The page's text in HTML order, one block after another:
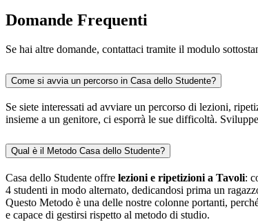
Domande Frequenti
Se hai altre domande, contattaci tramite il modulo
Come si avvia un percorso in Casa dello Studente?
Se siete interessati ad avviare un percorso di lezioni,
insieme a un genitore, ci esporrà le sue difficoltà.
Qual è il Metodo Casa dello Studente?
Casa dello Studente offre lezioni e ripetizioni a Tavoli:
4 studenti in modo alternato, dedicandosi prima un
Questo Metodo è una delle nostre colonne portanti,
e capace di gestirsi rispetto al metodo di studio.